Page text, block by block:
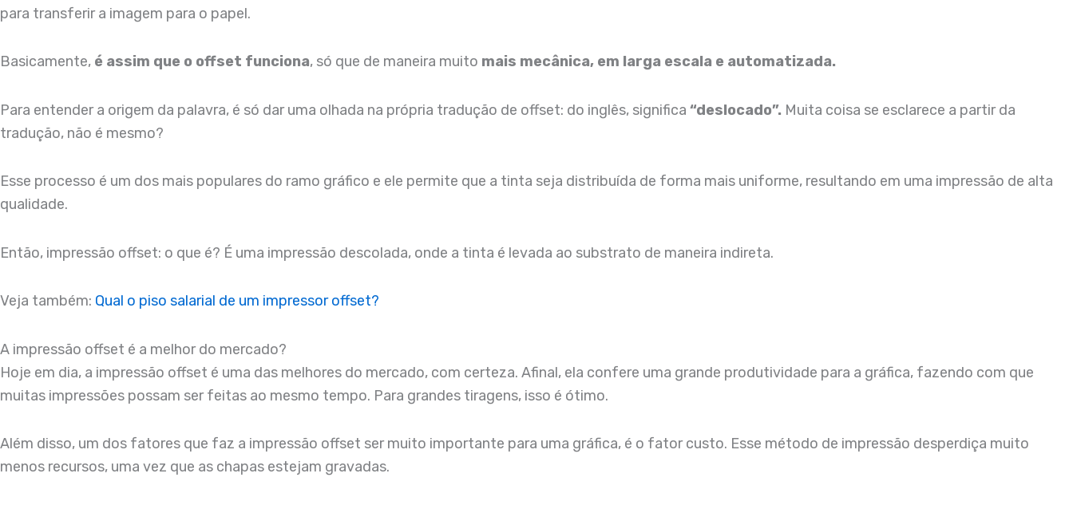
para transferir a imagem para o papel.
Basicamente, é assim que o offset funciona, só que de maneira muito mais mecânica, em larga escala e automatizada.
Para entender a origem da palavra, é só dar uma olhada na própria tradução de offset: do inglês, significa “deslocado”. Muita coisa se esclarece a partir da
tradução, não é mesmo?
Esse processo é um dos mais populares do ramo gráfico e ele permite que a tinta seja distribuída de forma mais uniforme, resultando em uma impressão de alta
qualidade.
Então, impressão offset: o que é? É uma impressão descolada, onde a tinta é levada ao substrato de maneira indireta.
Veja também: Qual o piso salarial de um impressor offset?
A impressão offset é a melhor do mercado?
Hoje em dia, a impressão offset é uma das melhores do mercado, com certeza. Afinal, ela confere uma grande produtividade para a gráfica, fazendo com que
muitas impressões possam ser feitas ao mesmo tempo. Para grandes tiragens, isso é ótimo.
Além disso, um dos fatores que faz a impressão offset ser muito importante para uma gráfica, é o fator custo. Esse método de impressão desperdiça muito
menos recursos, uma vez que as chapas estejam gravadas.